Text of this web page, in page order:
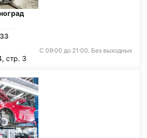
С 09:00 до 21:00. Без выходных
стр. 3